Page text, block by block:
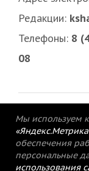
Редакции:
Телефоны: 8
08
Мы используем
обеспечения
персональные
использования